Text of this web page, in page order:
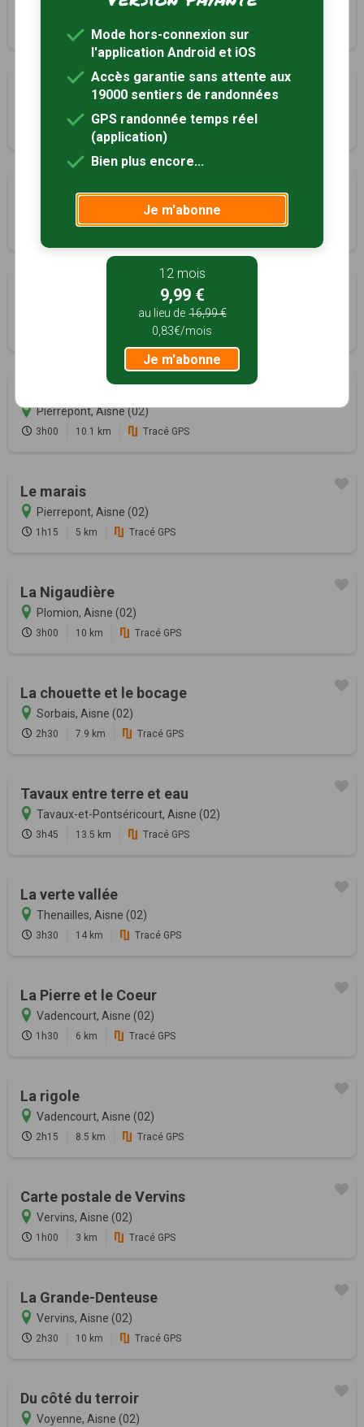
Marly-Gomont, Aisne (02)
9.5 km
Le gué des romains
7.2 km Tracé GPS
Les méandres de la Serre
Montigny-sur-Crécy, Aisne (02)
11.8 km Tracé GPS
Origny-Sainte-Benoite, Aisne (02)
Tracé GPS
Pierrepont, Aisne (02)
3h00 10.1 km Tracé GPS
Le marais
Pierrepont, Aisne (02)
1h15 5 km Tracé GPS
La Nigaudière
Plomion, Aisne (02)
3h00 10 km Tracé GPS
La chouette et le bocage
Sorbais, Aisne (02)
2h30 7.9 km Tracé GPS
Tavaux entre terre et eau
Tavaux-et-Pontséricourt, Aisne (02)
3h45 13.5 km Tracé GPS
La verte vallée
Thenailles, Aisne (02)
3h30 14 km Tracé GPS
La Pierre et le Coeur
Vadencourt, Aisne (02)
1h30 6 km Tracé GPS
La rigole
Vadencourt, Aisne (02)
2h15 8.5 km Tracé GPS
Carte postale de Vervins
Vervins, Aisne (02)
1h00 3 km Tracé GPS
La Grande-Denteuse
Vervins, Aisne (02)
2h30 10 km Tracé GPS
Du côté du terroir
Voyenne, Aisne (02)
Mode hors-connexion sur
l'application Android et iOS
Accès garantie sans attente aux
19000 sentiers de randonnées
GPS randonnée temps réel
(application)
Bien plus encore...
Je m'abonne
12 mois
9,99 €
au lieu de 16,99 €
0,83€/mois
Je m'abonne